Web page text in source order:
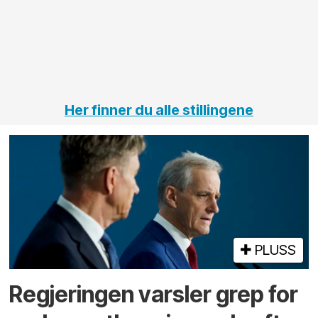
Her finner du alle stillingene
PLUSS
Regjeringen varsler grep for